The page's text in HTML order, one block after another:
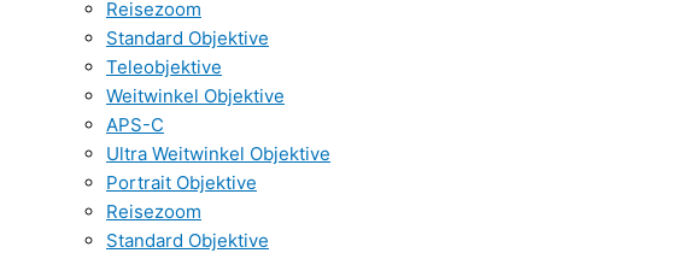
Reisezoom
Standard Objektive
Teleobjektive
Weitwinkel Objektive
APS-C
Ultra Weitwinkel Objektive
Portrait Objektive
Reisezoom
Standard Objektive